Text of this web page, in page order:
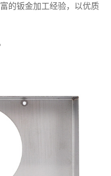
的钣金加工经验，以优质